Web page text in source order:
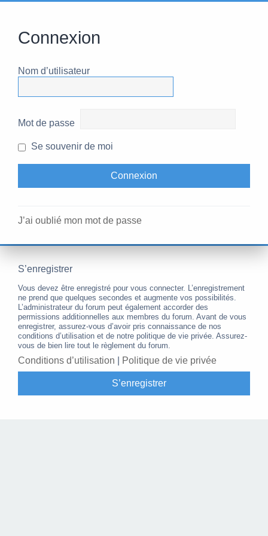
Connexion
Nom d’utilisateur
Mot de passe
Se souvenir de moi
J’ai oublié mon mot de passe
S’enregistrer
Vous devez être enregistré pour vous connecter. L’enregistrement
ne prend que quelques secondes et augmente vos possibilités.
L’administrateur du forum peut également accorder des
permissions additionnelles aux membres du forum. Avant de vous
enregistrer, assurez-vous d’avoir pris connaissance de nos
conditions d’utilisation et de notre politique de vie privée. Assurez-
vous de bien lire tout le règlement du forum.
Conditions d’utilisation Politique de vie privée
S’enregistrer